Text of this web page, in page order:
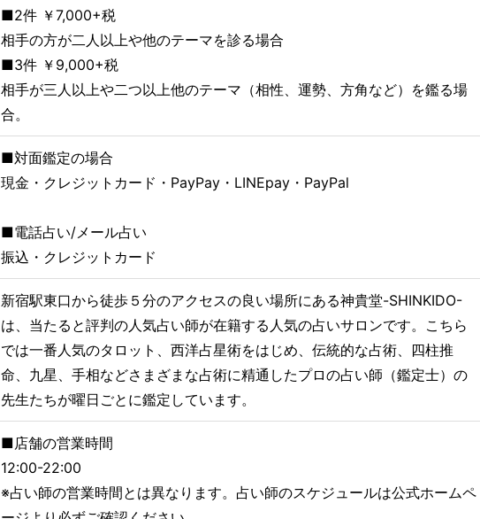
■2件 ￥7,000+税
相手の方が二人以上や他のテーマを診る場合
■3件 ￥9,000+税
相手が三人以上や二つ以上他のテーマ（相性、運勢、方角など）を鑑る場
合。
■対面鑑定の場合
現金・クレジットカード・PayPay・LINEpay・PayPal
■電話占い/メール占い
振込・クレジットカード
新宿駅東口から徒歩５分のアクセスの良い場所にある神貴堂-SHINKIDO-
は、当たると評判の人気占い師が在籍する人気の占いサロンです。こちら
では一番人気のタロット、西洋占星術をはじめ、伝統的な占術、四柱推
命、九星、手相などさまざまな占術に精通したプロの占い師（鑑定士）の
先生たちが曜日ごとに鑑定しています。
■店舗の営業時間
12:00-22:00
※占い師の営業時間とは異なります。占い師のスケジュールは公式ホームペ